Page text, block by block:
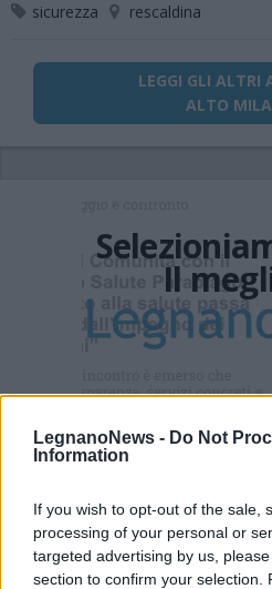
LegnanoNews - Do Not
Information
If you wish to opt-out of the sale,
processing of your personal or
targeted advertising by us,
section to confirm your selection.
sicurezza
rescaldina
LEGGI GLI ALTRI
ALTO
Il
Commenti
Accedioregistrati per